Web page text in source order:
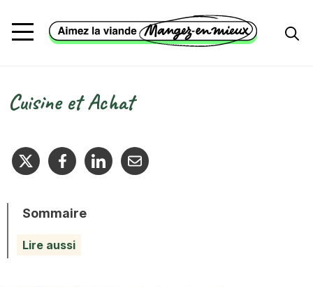
Fil d'Ariane
Cuisine et Achat
Sommaire
Lire aussi